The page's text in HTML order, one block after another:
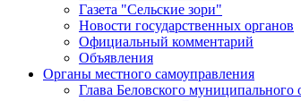
Газета "Сельские зори"
Новости государственных органов
Официальный комментарий
Объявления
Органы местного самоуправления
Глава Беловского муниципального